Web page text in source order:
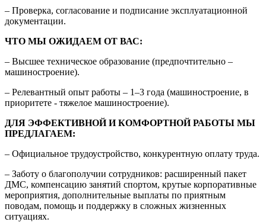
– Проверка, согласование и подписание эксплуатационной
документации.
ЧТО МЫ ОЖИДАЕМ ОТ ВАС:
– Высшее техническое образование (предпочтительно –
машиностроение).
– Релевантный опыт работы – 1–3 года (машиностроение, в
приоритете - тяжелое машиностроение).
ДЛЯ ЭФФЕКТИВНОЙ И КОМФОРТНОЙ РАБОТЫ МЫ
ПРЕДЛАГАЕМ:
– Официальное трудоустройство, конкурентную оплату труда.
– Заботу о благополучии сотрудников: расширенный пакет
ДМС, компенсацию занятий спортом, крутые корпоративные
мероприятия, дополнительные выплаты по приятным
поводам, помощь и поддержку в сложных жизненных
ситуациях.